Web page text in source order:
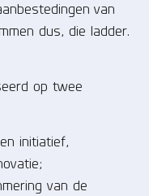
van
dus, die ladder.
op twee
initiatief,
van de